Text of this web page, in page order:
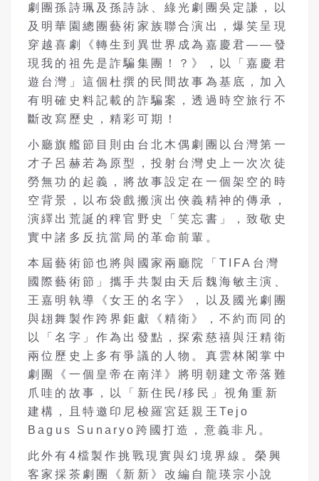
劇團孫詩珮及孫詩詠、綠光劇團吳定謙，以
及明華園總團藝術家族聯合演出，爆笑呈現
穿越喜劇《轉生到異世界成為嘉慶君——發
現我的祖先是詐騙集團！？》，以「嘉慶君
遊台灣」這個杜撰的民間故事為基底，加入
有明確史料記載的詐騙案，透過時空旅行不
斷改寫歷史，精彩可期！
小廳旗艦節目則由台北木偶劇團以台灣第一
才子呂赫若為原型，投射台灣史上一次次徒
勞無功的起義，將故事設定在一個架空的時
空背景，以布袋戲搬演出俠義精神的傳承，
演繹出荒誕的稗官野史「笑忘書」，致敬史
實中諸多反抗當局的革命前輩。
本屆藝術節也將與國家兩廳院「TIFA台灣
國際藝術節」攜手共製由天后魏海敏主演、
王嘉明執導《女王的名字》，以及國光劇團
與翃舞製作跨界鉅獻《精衛》，不約而同的
以「名字」作為出發點，探索慈禧與汪精衛
兩位歷史上多有爭議的人物。真雲林閣掌中
劇團《一個皇帝在南洋》將明朝建文帝落難
爪哇的故事，以「新住民/移民」視角重新
建構，且特邀印尼梭羅宮廷親王Tejo
Bagus Sunaryo跨國打造，意義非凡。
此外有4檔製作挑戰現實與幻境界線。榮興
客家採茶劇團《新新》改編自龍瑛宗小說